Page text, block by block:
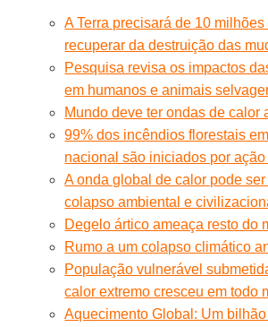
A Terra precisará de 10
recuperar da destruição das
Pesquisa revisa os impactos
em humanos e animais
Mundo deve ter ondas de calor
99% dos incêndios florestais
nacional são iniciados por ação
A onda global de calor pode
colapso ambiental e
Degelo ártico ameaça resto do
Rumo a um colapso climático
População vulnerável
calor extremo cresceu em todo
Aquecimento Global: Um